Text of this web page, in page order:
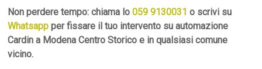
Non perdere tempo: chiama lo059 9130031 o scrivi su
Whatsapp per fissare il tuo intervento su automazione
Cardin a Modena Centro Storico e in qualsiasi comune
vicino.